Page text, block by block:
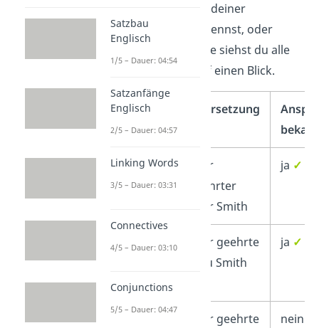
ob du den Namen deiner
Ansprechperson
kennst, oder
nicht. In der Tabelle siehst du alle
Anredeformen auf einen Blick.
Englisch Übersetzung
Dear Mr
Smith
Sehr
geehrter
Herr Smith
ja ✓
Dear
Smith
Sehr geehrte
Frau Smith
ja ✓
Sehr geehrte
nein
Satzbau
Englisch
1/5 – Dauer: 04:54
Satzanfänge
Englisch
2/5 – Dauer: 04:57
Linking Words
3/5 – Dauer: 03:31
Connectives
4/5 – Dauer: 03:10
Conjunctions
5/5 – Dauer: 04:47